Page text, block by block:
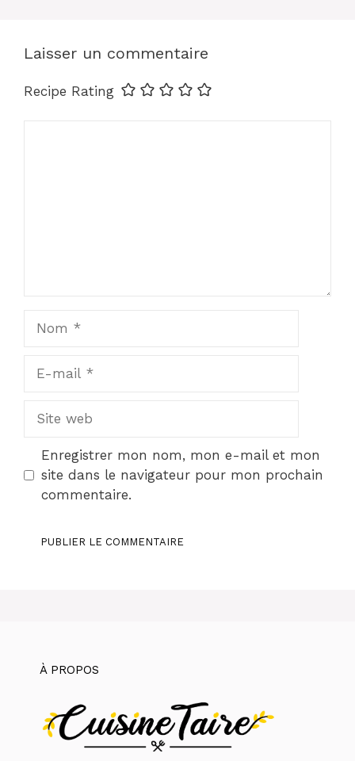
Laisser un commentaire
Recipe Rating
Site
Enregistrer mon nom, mon e-mail et mon
site dans le navigateur pour mon prochain
commentaire.
À PROPOS